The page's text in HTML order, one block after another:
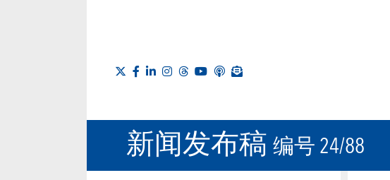
新闻发布稿 编号 24/88